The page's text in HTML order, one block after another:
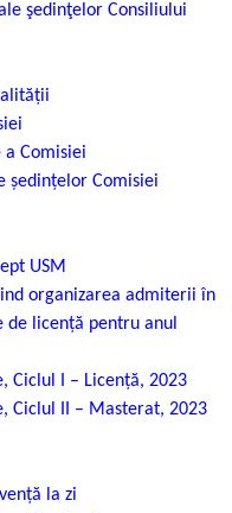
şedinţelor Consiliului
Comisiei
ședințelor Comisiei
USM
organizarea admiterii în
de licență pentru anul
Ciclul I – Licență, 2023
Ciclul II – Masterat, 2023
la zi